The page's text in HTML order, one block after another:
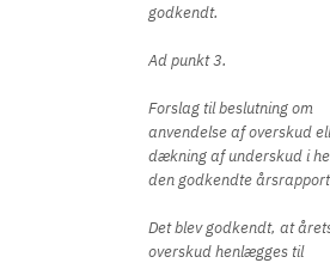
godkendt.
Ad punkt 3.
Forslag til beslutning om
anvendelse af overskud
dækning af underskud i
den godkendte
Det blev godkendt, at
overskud henlægges til